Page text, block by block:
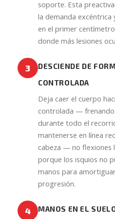
soporte. Esta
la demanda excéntrica
en el primer
donde más lesiones
3
DESCIENDE DE
CONTROLADA
Deja caer el cuerpo
controlada — frenando
durante todo el
mantenerse en línea
cabeza — no flexiones
porque los isquios no
manos para
progresión.
4 MANOS EN EL